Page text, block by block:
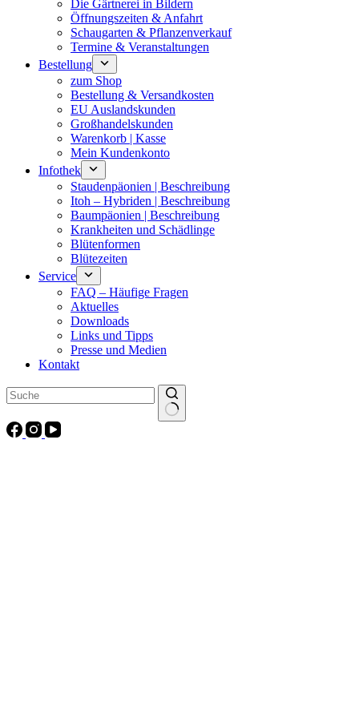
Die Gärtnerei in Bildern
Öffnungszeiten & Anfahrt
Schaugarten & Pflanzenverkauf
Termine & Veranstaltungen
Bestellung
zum Shop
Bestellung & Versandkosten
EU Auslandskunden
Großhandelskunden
Warenkorb | Kasse
Mein Kundenkonto
Infothek
Staudenpäonien | Beschreibung
Itoh – Hybriden | Beschreibung
Baumpäonien | Beschreibung
Krankheiten und Schädlinge
Blütenformen
Blütezeiten
Service
FAQ – Häufige Fragen
Aktuelles
Downloads
Links und Tipps
Presse und Medien
Kontakt
Keine
Ergebnisse